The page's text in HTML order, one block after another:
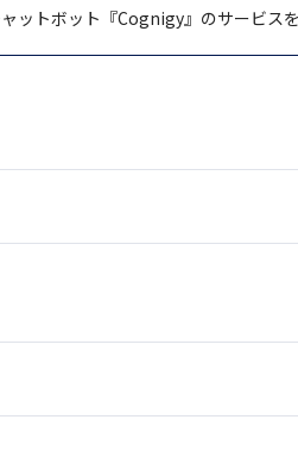
トボット『Cognigy』のサービスを